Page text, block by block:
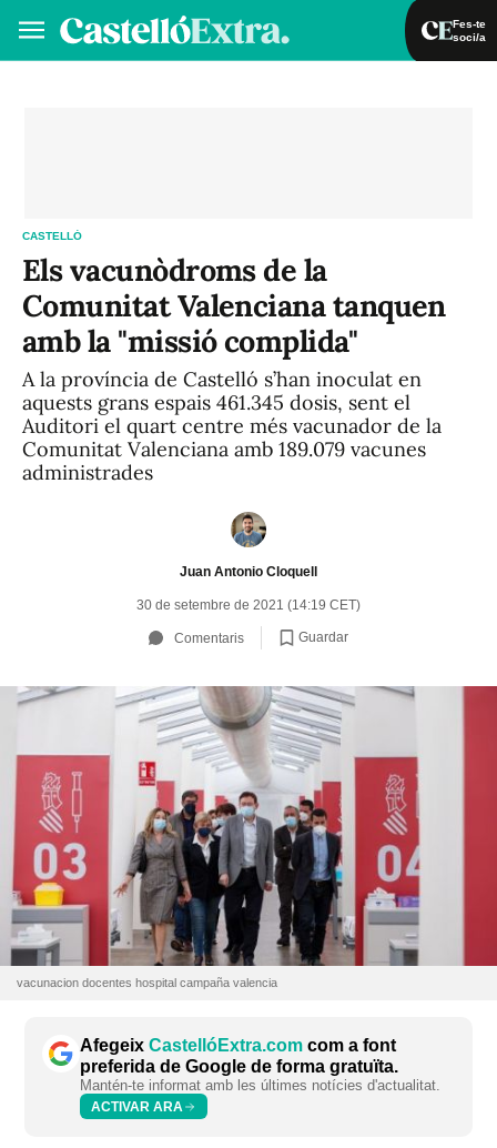
Fes-te
soci/a
CASTELLÓ
Els vacunòdroms de la
Comunitat Valenciana tanquen
amb la "missió complida"
A la província de Castelló s’han inoculat en
aquests grans espais 461.345 dosis, sent el
Auditori el quart centre més vacunador de la
Comunitat Valenciana amb 189.079 vacunes
administrades
Juan Antonio Cloquell
30 de setembre de 2021 (14:19 CET)
Comentaris Guardar
vacunacion docentes hospital campaña valencia
Afegeix CastellóExtra.com com a font
preferida de Google de forma gratuïta.
Mantén-te informat amb les últimes notícies d'actualitat.
ACTIVAR ARA